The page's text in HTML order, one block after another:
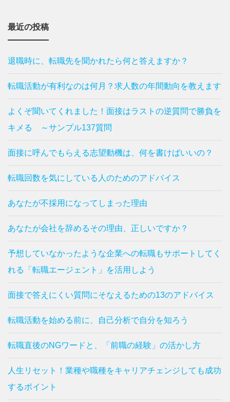
最近の投稿
退職時に、転職先を聞かれたら何と答えますか？
転職活動が有利なのは何月？求人数の年間動向を教えます
よくぞ聞いてくれました！面接はラストの逆質問で勝負を
キメる ～サンプル137質問
面接に呼んでもらえる志望動機は、何を書けばいいの？
転職回数を気にしている人のためのアドバイス
あなたが不採用になってしまった理由
あなたが会社を辞めるその理由、正しいですか？
予想していなかったような企業への転職もサポートしてく
れる「転職エージェント」を活用しよう
面接で答えにくい質問にそなえるための13のアドバイス
転職活動を始める前に、自己分析で自分を知ろう
転職直後のNGワードと、「前職の経験」の活かし方
人生リセット！業種や職種をキャリアチェンジしても成功
するポイント